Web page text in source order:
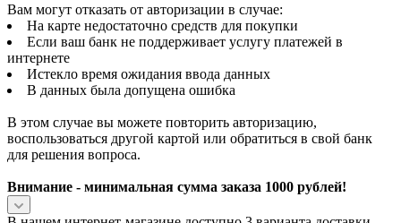
Вам могут отказать от авторизации в случае:
На карте недостаточно средств для покупки
Если ваш банк не поддерживает услугу платежей в
интернете
Истекло время ожидания ввода данных
В данных была допущена ошибка
В этом случае вы можете повторить авторизацию,
воспользоваться другой картой или обратиться в свой банк
для решения вопроса.
Внимание - минимальная сумма заказа 1000 рублей!